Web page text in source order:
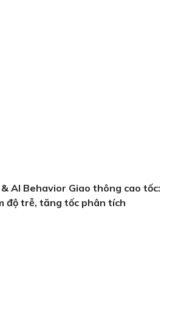
& AI Behavior Giao thông cao tốc:
độ trễ, tăng tốc phân tích